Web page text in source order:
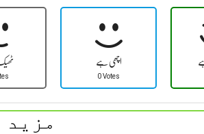
اچھی ہے
0 Votes
مزید